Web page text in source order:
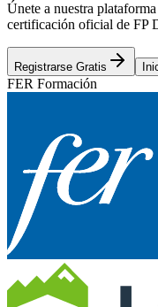
Únete a nuestra
certificación oficial de FP
Registrarse Gratis
FER Formación